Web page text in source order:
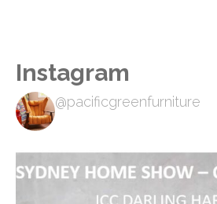
Instagram
@pacificgreenfurniture